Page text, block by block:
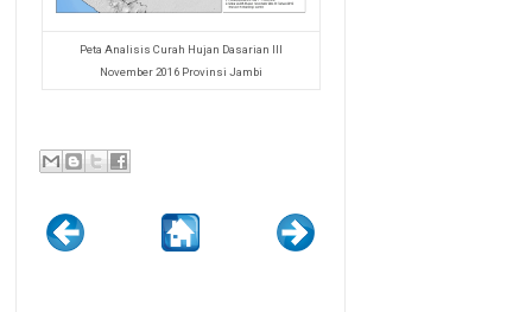
Peta Analisis Curah Hujan Dasarian III
November 2016 Provinsi Jambi